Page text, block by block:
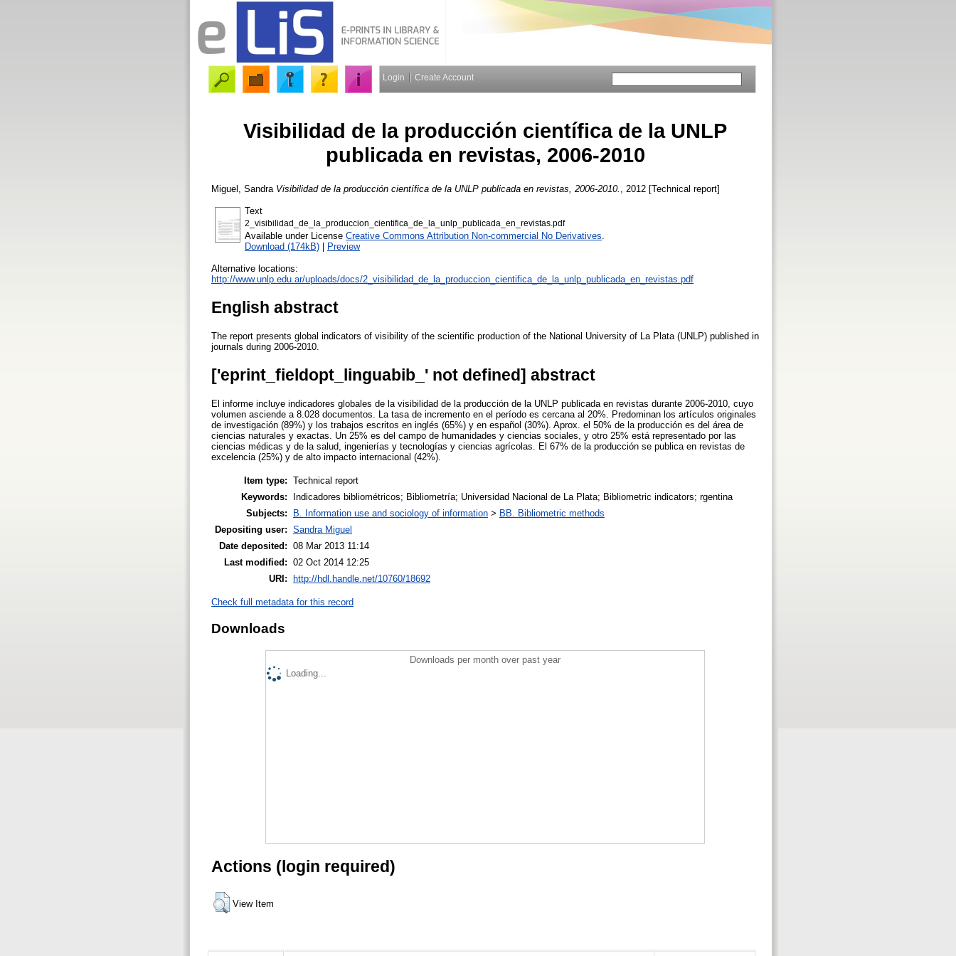
Login Create Account
Visibilidad de la producción científica de la UNLP
publicada en revistas, 2006-2010
Miguel, Sandra Visibilidad de la producción científica de la UNLP publicada en revistas, 2006-2010. , 2012 [Technical report]
Text
2_visibilidad_de_la_produccion_cientifica_de_la_unlp_publicada_en_revistas.pdf
Available under License Creative Commons Attribution Non-commercial No Derivatives
Download (174kB) | Preview
Alternative locations:
http://www.unlp.edu.ar/uploads/docs/2_visibilidad_de_la_produccion_cientifica_de_la_unlp_publicada_en_revistas.pdf
English abstract
The report presents global indicators of visibility of the scientific production of the National University of La Plata (UNLP) published in
journals during 2006-2010.
['eprint_fieldopt_linguabib_' not defined] abstract
El informe incluye indicadores globales de la visibilidad de la producción de la UNLP publicada en revistas durante 2006-2010, cuyo
volumen asciende a 8.028 documentos. La tasa de incremento en el período es cercana al 20%. Predominan los artículos originales
de investigación (89%) y los trabajos escritos en inglés (65%) y en español (30%). Aprox. el 50% de la producción es del área de
ciencias naturales y exactas. Un 25% es del campo de humanidades y ciencias sociales, y otro 25% está representado por las
ciencias médicas y de la salud, ingenierías y tecnologías y ciencias agrícolas. El 67% de la producción se publica en revistas de
excelencia (25%) y de alto impacto internacional (42%).
Item type: Technical report
Keywords:
Indicadores bibliométricos; Bibliometría; Universidad Nacional de La Plata; Bibliometric indicators; rgentina
Subjects:
B. Information use and sociology of information > BB. Bibliometric methods
Depositing user: Sandra Miguel
Date deposited: 08 Mar 2013 11:14
Last modified: 02 Oct 2014 12:25
URI:
http://hdl.handle.net/10760/18692
Check full metadata for this record
Downloads
Downloads per month over past year
Loading...
Actions (login required)
View Item